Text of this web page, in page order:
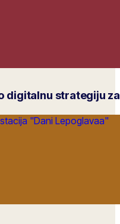
digitalnu strategiju